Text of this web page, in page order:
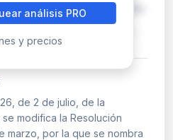
del proceso selectivo. En
siguiente aspirante p…
análisis PRO
y precios
de 2 de julio, de la
modifica la Resolución
marzo, por la que se nombra